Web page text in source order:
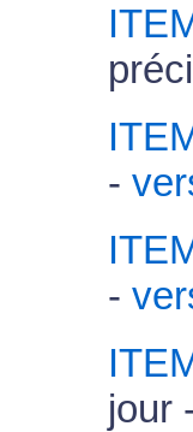
-
-
jour